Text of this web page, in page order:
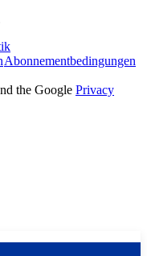
Abonnementbedingungen
the Google Privacy